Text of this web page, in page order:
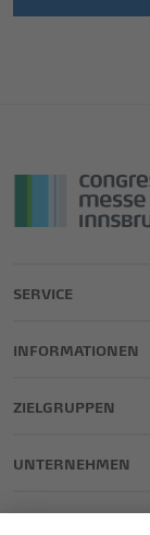
SERVICE
INFORMATIONEN
ZIELGRUPPEN
UNTERNEHMEN